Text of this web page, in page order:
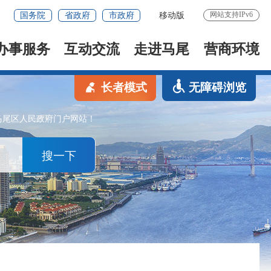
国务院 省政府 市政府 移动版 网站支持IPv6
事服务 互动交流 走进马尾 营商环境
区人民政府门户网站！
搜一下
长者模式 无障碍浏览